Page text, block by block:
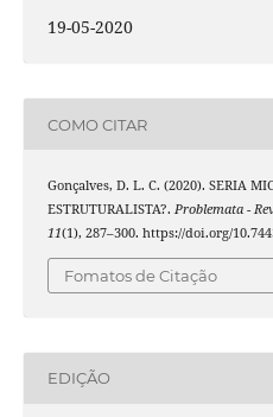
19-05-2020
COMO CITAR
Gonçalves, D. L. C. (2020). SERIA
ESTRUTURALISTA?. Problemata -
11(1), 287–300. https://doi.org/
Fomatos de Citação
EDIÇÃO